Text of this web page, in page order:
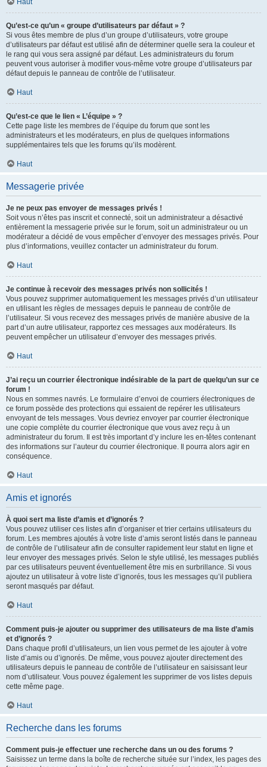
Haut
Qu’est-ce qu’un « groupe d’utilisateurs par défaut » ?
Si vous êtes membre de plus d’un groupe d’utilisateurs, votre groupe
d’utilisateurs par défaut est utilisé afin de déterminer quelle sera la couleur et
le rang qui vous sera assigné par défaut. Les administrateurs du forum
peuvent vous autoriser à modifier vous-même votre groupe d’utilisateurs par
défaut depuis le panneau de contrôle de l’utilisateur.
Haut
Qu’est-ce que le lien « L’équipe » ?
Cette page liste les membres de l’équipe du forum que sont les
administrateurs et les modérateurs, en plus de quelques informations
supplémentaires tels que les forums qu’ils modèrent.
Haut
Messagerie privée
Je ne peux pas envoyer de messages privés !
Soit vous n’êtes pas inscrit et connecté, soit un administrateur a désactivé
entièrement la messagerie privée sur le forum, soit un administrateur ou un
modérateur a décidé de vous empêcher d’envoyer des messages privés. Pour
plus d’informations, veuillez contacter un administrateur du forum.
Haut
Je continue à recevoir des messages privés non sollicités !
Vous pouvez supprimer automatiquement les messages privés d’un utilisateur
en utilisant les règles de messages depuis le panneau de contrôle de
l’utilisateur. Si vous recevez des messages privés de manière abusive de la
part d’un autre utilisateur, rapportez ces messages aux modérateurs. Ils
peuvent empêcher un utilisateur d’envoyer des messages privés.
Haut
J’ai reçu un courrier électronique indésirable de la part de quelqu’un sur ce
forum !
Nous en sommes navrés. Le formulaire d’envoi de courriers électroniques de
ce forum possède des protections qui essaient de repérer les utilisateurs
envoyant de tels messages. Vous devriez envoyer par courrier électronique
une copie complète du courrier électronique que vous avez reçu à un
administrateur du forum. Il est très important d’y inclure les en-têtes contenant
des informations sur l’auteur du courrier électronique. Il pourra alors agir en
conséquence.
Haut
Amis et ignorés
À quoi sert ma liste d’amis et d’ignorés ?
Vous pouvez utiliser ces listes afin d’organiser et trier certains utilisateurs du
forum. Les membres ajoutés à votre liste d’amis seront listés dans le panneau
de contrôle de l’utilisateur afin de consulter rapidement leur statut en ligne et
leur envoyer des messages privés. Selon le style utilisé, les messages publiés
par ces utilisateurs peuvent éventuellement être mis en surbrillance. Si vous
ajoutez un utilisateur à votre liste d’ignorés, tous les messages qu’il publiera
seront masqués par défaut.
Haut
Comment puis-je ajouter ou supprimer des utilisateurs de ma liste d’amis
et d’ignorés ?
Dans chaque profil d’utilisateurs, un lien vous permet de les ajouter à votre
liste d’amis ou d’ignorés. De même, vous pouvez ajouter directement des
utilisateurs depuis le panneau de contrôle de l’utilisateur en saisissant leur
nom d’utilisateur. Vous pouvez également les supprimer de vos listes depuis
cette même page.
Haut
Recherche dans les forums
Comment puis-je effectuer une recherche dans un ou des forums ?
Saisissez un terme dans la boîte de recherche située sur l’index, les pages des